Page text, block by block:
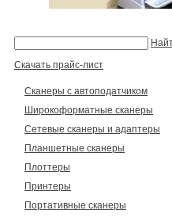
Скачать прайс-лист
Сканеры с автоподатчиком
Широкоформатные сканеры
Сетевые сканеры и адаптеры
Планшетные сканеры
Плоттеры
Принтеры
Портативные сканеры